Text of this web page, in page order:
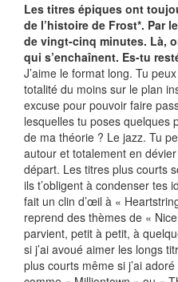
Les titres épiques ont
de l’histoire de Frost*. Par
de vingt-cinq minutes. Là,
qui s’enchaînent. Es-tu
J’aime le format long. Tu
totalité du moins sur le plan
excuse pour pouvoir faire
lesquelles tu poses quelques
de ma théorie ? Le jazz. Tu
autour et totalement en
départ. Les titres plus courts
ils t’obligent à condenser tes
fait un clin d’œil à «
reprend des thèmes de «
parvient, petit à petit, à
si j’ai avoué aimer les longs
plus courts même si j’ai